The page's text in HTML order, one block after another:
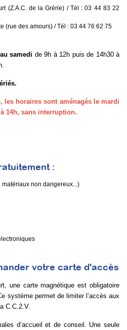
(Z.A.C. de la Grérie) / Tél : 03 44 83 22
(rue des amours) / Tél : 03 44 76 62 75
samedi de 9h à 12h puis de 14h30 à
les horaires sont aménagés le mardi
14h, sans interruption.
:
non dangereux...)
votre carte d'accès
une carte magnétique est obligatoire
système permet de limiter l’accès aux
C.C.2.V.
d’accueil et de conseil. Une seule